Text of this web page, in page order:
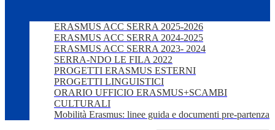
ERASMUS ACC SERRA 2025-2026
ERASMUS ACC SERRA 2024-2025
ERASMUS ACC SERRA 2023- 2024
SERRA-NDO LE FILA 2022
PROGETTI ERASMUS ESTERNI
PROGETTI LINGUISTICI
ORARIO UFFICIO ERASMUS+SCAMBI
CULTURALI
Mobilità Erasmus: linee guida e documenti pre-partenza